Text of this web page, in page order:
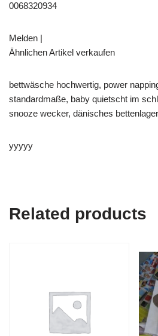
0068320934
Melden |
Ähnlichen Artikel verkaufen
bettwäsche hochwertig, power
standardmaße, baby quietscht im
snooze wecker, dänisches
yyyyy
Related products